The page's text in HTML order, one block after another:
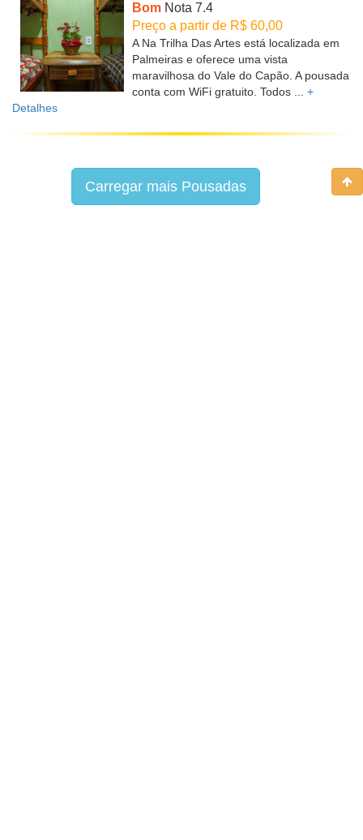
Bom Nota 7.4
Preço a partir de R$ 60,00
A Na Trilha Das Artes está localizada em
Palmeiras e oferece uma vista
maravilhosa do Vale do Capão. A pousada
conta com WiFi gratuito. Todos ... +
Detalhes
Carregar mais Pousadas